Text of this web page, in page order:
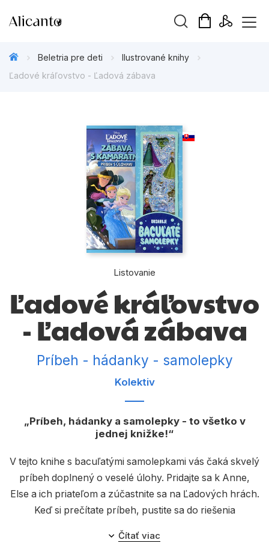
Beletria pre deti
Beletria pre dospelých
Darčekové publikácie
Doplnkový sortiment
Kalendáre, diáre
Počítače
Poézia
Young adult
Zdravie a životný štýl
Všetky kategórie
Beletria pre deti
Ilustrované knihy
Ľadové kráľovstvo - Ľadová zábava
Listovanie
Ľadové kráľovstvo
- Ľadová zábava
Príbeh - hádanky - samolepky
Kolektiv
Príbeh, hádanky a samolepky - to všetko v
jednej knižke!
V tejto knihe s bacuľatými samolepkami vás čaká skvelý
príbeh doplnený o veselé úlohy. Pridajte sa k Anne,
Else a ich priateľom a zúčastnite sa na Ľadových hrách.
Keď si prečítate príbeh, pustite sa do riešenia
sa nudiť nebudete!
Čítať viac